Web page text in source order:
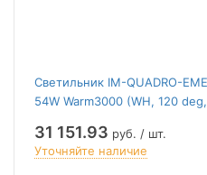
Светильник IM-QUADRO-
54W Warm3000 (WH, 120
31 151.93 руб. / шт.
Уточняйте наличие